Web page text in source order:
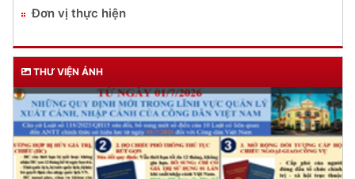
Đơn vị thực hiện
THƯ VIỆN ẢNH